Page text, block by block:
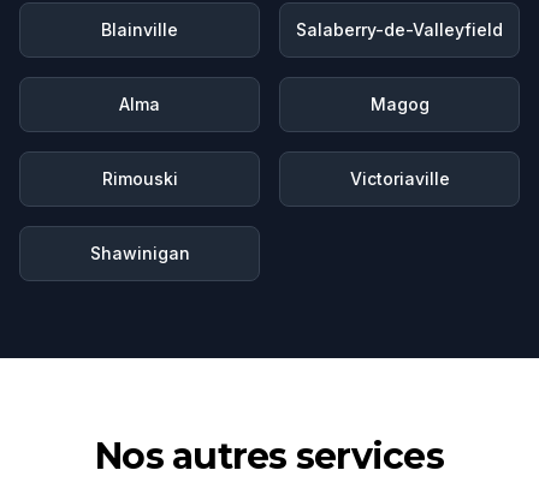
Blainville Salaberry-de-Valleyfield
Alma Magog
Rimouski Victoriaville
Shawinigan
Nos autres services